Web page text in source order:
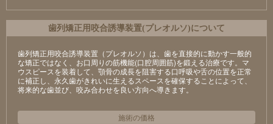
⻭列矯正⽤咬合誘導装置(プレオルソ)について
歯列矯正用咬合誘導装置（プレオルソ）は、歯を直接的に動かす一般的
な矯正ではなく、お口周りの筋機能(口腔周囲筋)を鍛える治療です。マ
ウスピースを装着して、顎骨の成長を阻害する口呼吸や舌の位置を正常
に補正し、永久歯がきれいに生えるスペースを確保することによって、
将来的な歯並び、咬み合わせを良い方向へ導きます。
施術の価格